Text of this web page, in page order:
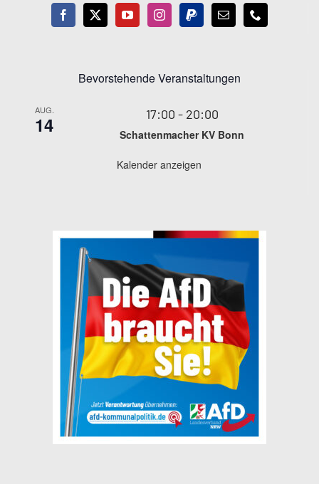
Bevorstehende Veranstaltungen
AUG.
14 17:00 - 20:00
Schattenmacher KV Bonn
Kalender anzeigen